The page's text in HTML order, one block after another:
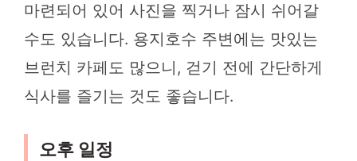
마련되어 있어 사진을 찍거나 잠시 쉬어갈
수도 있습니다. 용지호수 주변에는 맛있는
브런치 카페도 많으니, 걷기 전에 간단하게
식사를 즐기는 것도 좋습니다.
오후 일정